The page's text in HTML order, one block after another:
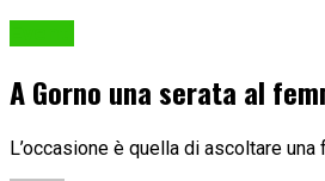
A Gorno una serata al
L’occasione è quella di ascoltare